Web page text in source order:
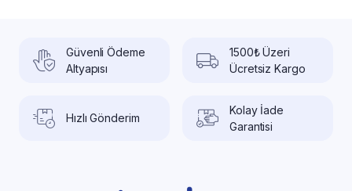
Güvenli Ödeme
Altyapısı
1500₺ Üzeri
Ücretsiz Kargo
Hızlı Gönderim
Kolay İade
Garantisi